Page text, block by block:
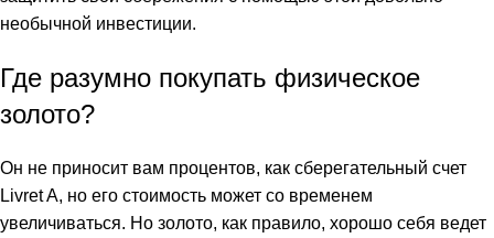
необычной инвестиции.
Где разумно покупать физическое
золото?
Он не приносит вам процентов, как сберегательный счет
Livret A, но его стоимость может со временем
увеличиваться. Но золото, как правило, хорошо себя ведет